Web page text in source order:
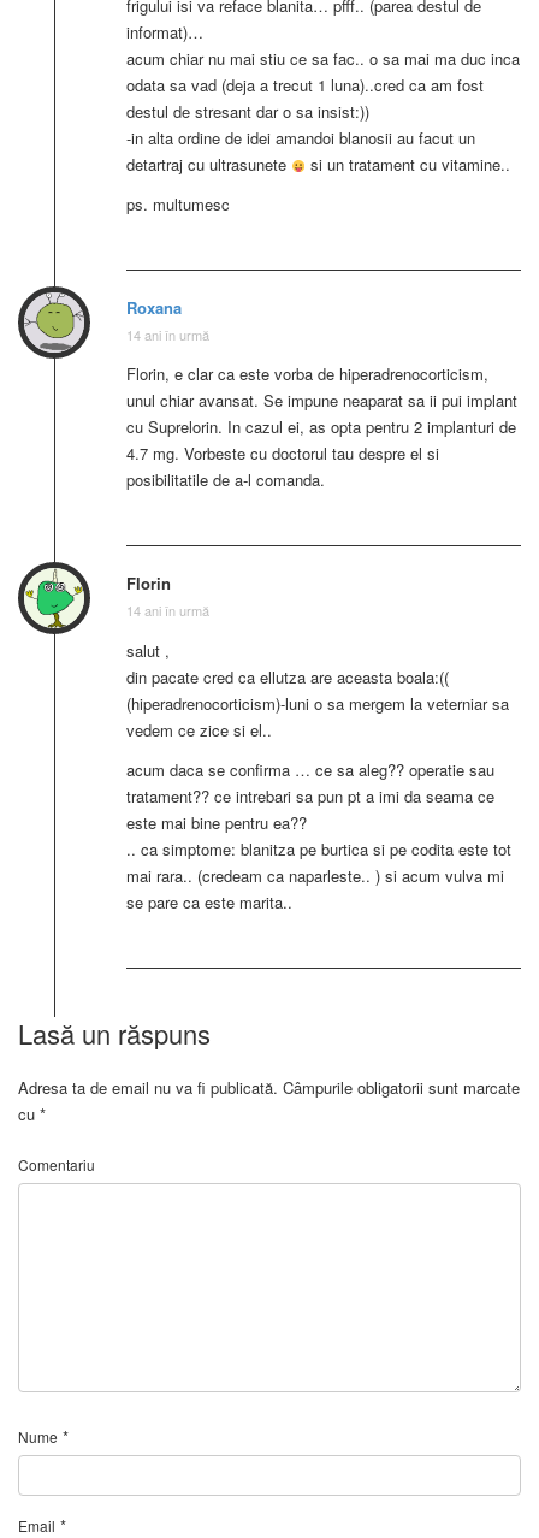
frigului isi va reface blanita… pfff.. (parea destul de
informat)…
acum chiar nu mai stiu ce sa fac.. o sa mai ma duc inca
odata sa vad (deja a trecut 1 luna)..cred ca am fost
destul de stresant dar o sa insist:))
-in alta ordine de idei amandoi blanosii au facut un
detartraj cu ultrasunete
si un tratament cu vitamine..
ps. multumesc
Roxana
14 ani în urmă
Florin, e clar ca este vorba de hiperadrenocorticism,
unul chiar avansat. Se impune neaparat sa ii pui implant
cu Suprelorin. In cazul ei, as opta pentru 2 implanturi de
4.7 mg. Vorbeste cu doctorul tau despre el si
posibilitatile de a-l comanda.
Florin
14 ani în urmă
salut ,
din pacate cred ca ellutza are aceasta boala:((
(hiperadrenocorticism)-luni o sa mergem la veterniar sa
vedem ce zice si el..
acum daca se confirma … ce sa aleg?? operatie sau
tratament?? ce intrebari sa pun pt a imi da seama ce
este mai bine pentru ea??
.. ca simptome: blanitza pe burtica si pe codita este tot
mai rara.. (credeam ca naparleste.. ) si acum vulva mi
se pare ca este marita..
Lasă un răspuns
Adresa ta de email nu va fi publicată. Câmpurile obligatorii sunt marcate
cu *
Comentariu
Nume *
Email *